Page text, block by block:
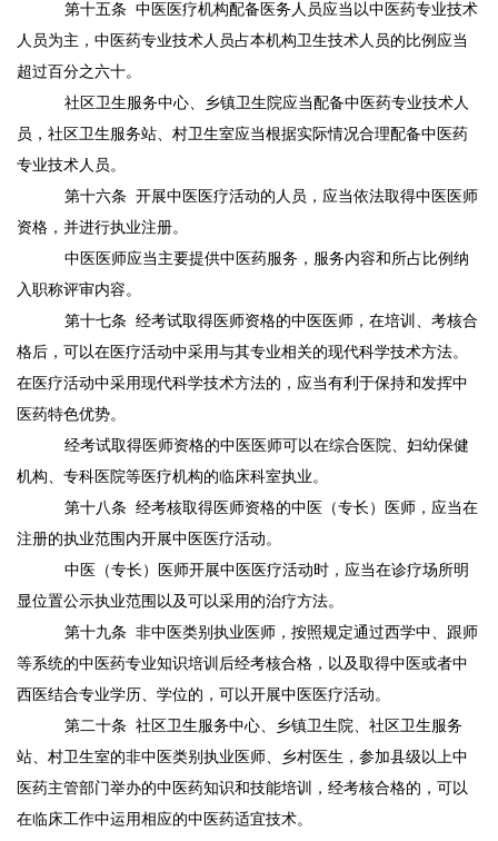
第十五条 中医医疗机构配备医务人员应当以中医药专业技术
人员为主，中医药专业技术人员占本机构卫生技术人员的比例应当
超过百分之六十。
社区卫生服务中心、乡镇卫生院应当配备中医药专业技术人
员，社区卫生服务站、村卫生室应当根据实际情况合理配备中医药
专业技术人员。
第十六条 开展中医医疗活动的人员，应当依法取得中医医师
资格，并进行执业注册。
中医医师应当主要提供中医药服务，服务内容和所占比例纳
入职称评审内容。
第十七条 经考试取得医师资格的中医医师，在培训、考核合
格后，可以在医疗活动中采用与其专业相关的现代科学技术方法。
在医疗活动中采用现代科学技术方法的，应当有利于保持和发挥中
医药特色优势。
经考试取得医师资格的中医医师可以在综合医院、妇幼保健
机构、专科医院等医疗机构的临床科室执业。
第十八条 经考核取得医师资格的中医（专长）医师，应当在
注册的执业范围内开展中医医疗活动。
中医（专长）医师开展中医医疗活动时，应当在诊疗场所明
显位置公示执业范围以及可以采用的治疗方法。
第十九条 非中医类别执业医师，按照规定通过西学中、跟师
等系统的中医药专业知识培训后经考核合格，以及取得中医或者中
西医结合专业学历、学位的，可以开展中医医疗活动。
第二十条 社区卫生服务中心、乡镇卫生院、社区卫生服务
站、村卫生室的非中医类别执业医师、乡村医生，参加县级以上中
医药主管部门举办的中医药知识和技能培训，经考核合格的，可以
在临床工作中运用相应的中医药适宜技术。